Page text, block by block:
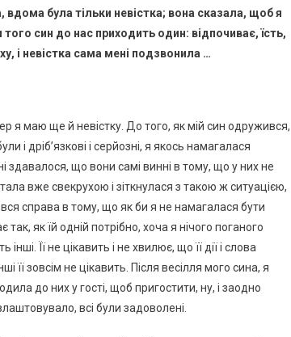
була тільки невістка; вона сказала, щоб я
син до нас приходить один: відпочиває, їсть,
і невістка сама мені подзвонила …
я маю ще й невістку. До того, як мій син одружився,
і дріб’язкові і серйозні, я якось намагалася
що вони самі винні в тому, що у них не
вже свекрухою і зіткнулася з такою ж ситуацією,
справа в тому, що як би я не намагалася бути
як їй одній потрібно, хоча я нічого поганого
Її не цікавить і не хвилює, що її дії і слова
її зовсім не цікавить. Після весілля мого сина, я
до них у гості, щоб пригостити, ну, і заодно
всі були задоволені.